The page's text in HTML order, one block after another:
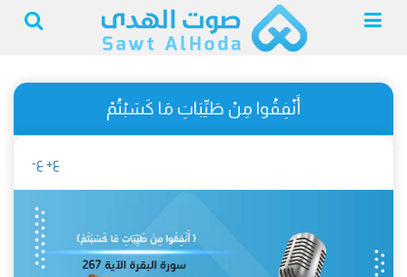
أَنْفِقُوا مِنْ طَيِّبَاتِ مَا كَسَبْتُمْ
ع+ ع-